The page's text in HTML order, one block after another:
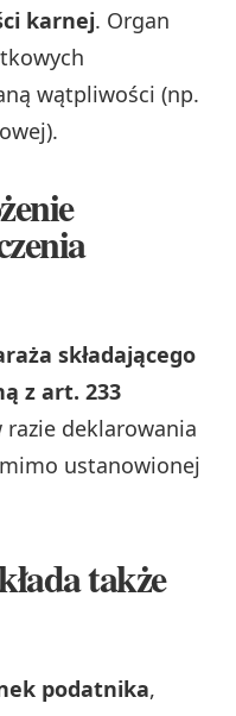
karnej. Organ
wątpliwości (np.
składającego
z art. 233
razie deklarowania
ustanowionej
także
podatnika,